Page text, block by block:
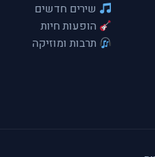
שירים חדשים
הופעות חיות
תרבות ומוזיקה